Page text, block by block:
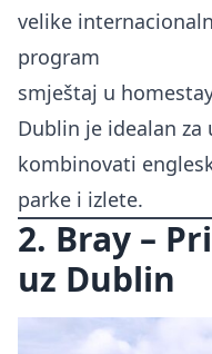
velike
program
smještaj u
Dublin je idealan za
kombinovati
parke i izlete.
2. Bray –
uz Dublin